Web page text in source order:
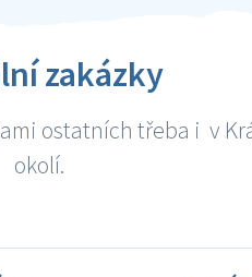
zakázky
ostatních třeba i v
okolí.